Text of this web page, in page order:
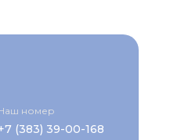
(383) 39-00-168
номер